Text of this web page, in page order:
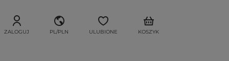
ZALOGUJ PL/PLN ULUBIONE KOSZYK